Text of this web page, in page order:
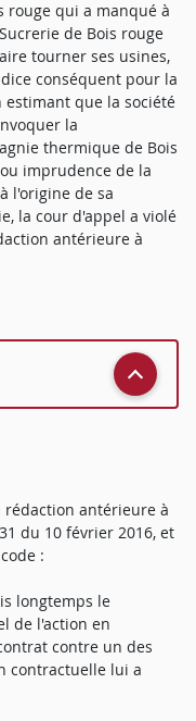
rouge qui a manqué à
de Bois rouge
tourner ses usines,
conséquent pour la
estimant que la société
la
thermique de Bois
imprudence de la
l'origine de sa
la cour d'appel a violé
antérieure à
rédaction antérieure à
du 10 février 2016, et
:
longtemps le
de l'action en
contre un des
contractuelle lui a